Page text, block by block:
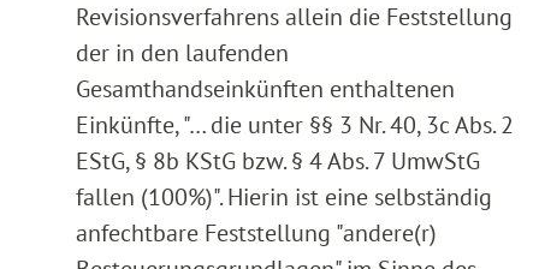
Revisionsverfahrens allein die Feststellung
der in den laufenden
Gesamthandseinkünften enthaltenen
Einkünfte, "… die unter §§ 3 Nr. 40, 3c Abs. 2
EStG, § 8b KStG bzw. § 4 Abs. 7 UmwStG
fallen (100%)". Hierin ist eine selbständig
anfechtbare Feststellung "andere(r)